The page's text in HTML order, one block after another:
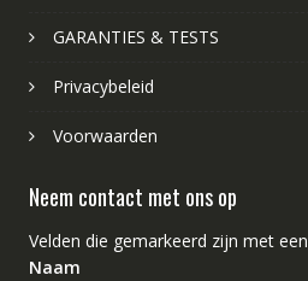
GARANTIES & TESTS
Privacybeleid
Voorwaarden
Neem contact met ons op
Velden die gemarkeerd zijn met een
Naam